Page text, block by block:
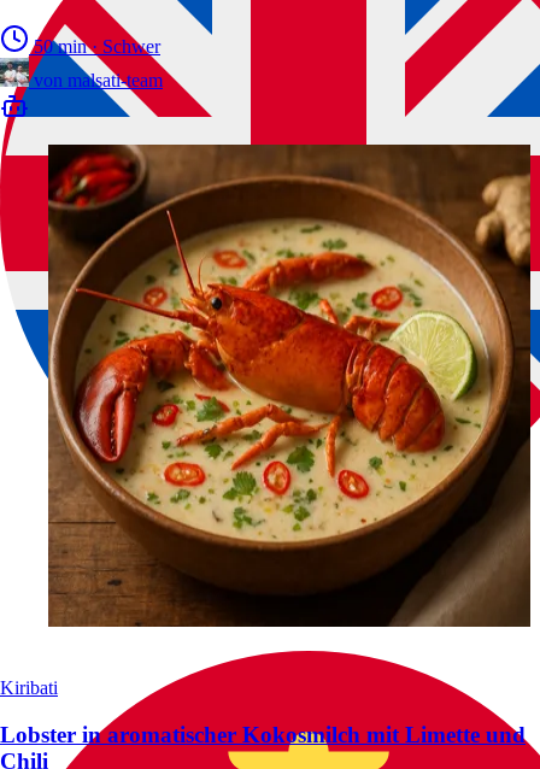
50 min · Schwer
von malsati-team
Kiribati
Lobster in aromatischer Kokosmilch mit Limette und
Chili